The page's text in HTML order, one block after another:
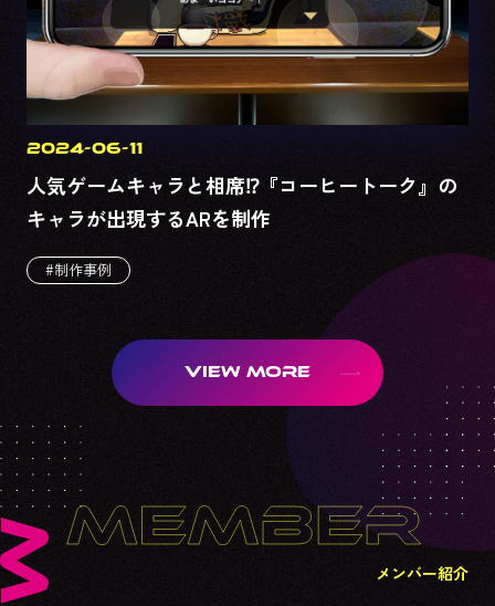
2024-06-11
人気ゲームキャラと相席⁉『コーヒートーク』の
キャラが出現するARを制作
#制作事例
VIEW MORE
メンバー紹介